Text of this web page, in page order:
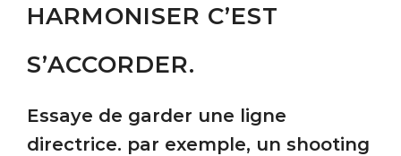
HARMONISER C’EST
S’ACCORDER.
Essaye de garder une ligne
directrice. par exemple, un shooting